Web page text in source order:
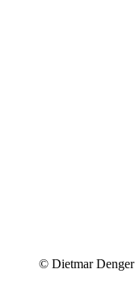
© Dietmar Denger